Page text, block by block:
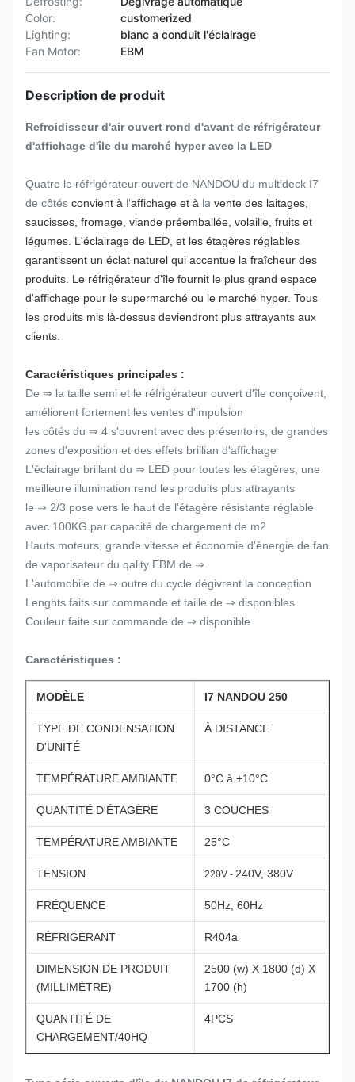
Color:
customerized
Lighting:
blanc a conduit l'éclairage
Fan Motor:
EBM
Description de produit
Refroidisseur d'air ouvert rond d'avant de réfrigérateur
d'affichage d'île du marché hyper avec la LED
Quatre le réfrigérateur ouvert de NANDOU du multideck I7
de côtés convient à l'affichage et à la vente des laitages,
saucisses, fromage, viande préemballée, volaille, fruits et
légumes. L'éclairage de LED, et les étagères réglables
garantissent un éclat naturel qui accentue la fraîcheur des
produits. Le réfrigérateur d'île fournit le plus grand espace
d'affichage pour le supermarché ou le marché hyper. Tous
les produits mis là-dessus deviendront plus attrayants aux
clients.
Caractéristiques principales :
De ⇒ la taille semi et le réfrigérateur ouvert d'île conçoivent,
améliorent fortement les ventes d'impulsion
les côtés du ⇒ 4 s'ouvrent avec des présentoirs, de grandes
zones d'exposition et des effets brillian d'affichage
L'éclairage brillant du ⇒ LED pour toutes les étagères, une
meilleure illumination rend les produits plus attrayants
le ⇒ 2/3 pose vers le haut de l'étagère résistante réglable
avec 100KG par capacité de chargement de m2
Hauts moteurs, grande vitesse et économie d'énergie de fan
de vaporisateur du qality EBM de ⇒
L'automobile de ⇒ outre du cycle dégivrent la conception
Lenghts faits sur commande et taille de ⇒ disponibles
Couleur faite sur commande de ⇒ disponible
Caractéristiques :
MODÈLE I7 NANDOU 250
TYPE DE CONDENSATION
D'UNITÉ
À DISTANCE
TEMPÉRATURE AMBIANTE 0°C à +10°C
QUANTITÉ D'ÉTAGÈRE 3 COUCHES
TEMPÉRATURE AMBIANTE 25°C
TENSION 220V - 240V, 380V
FRÉQUENCE 50Hz, 60Hz
RÉFRIGÉRANT R404a
DIMENSION DE PRODUIT
(MILLIMÈTRE)
2500 (w) X 1800 (d) X
1700 (h)
QUANTITÉ DE
CHARGEMENT/40HQ
4PCS